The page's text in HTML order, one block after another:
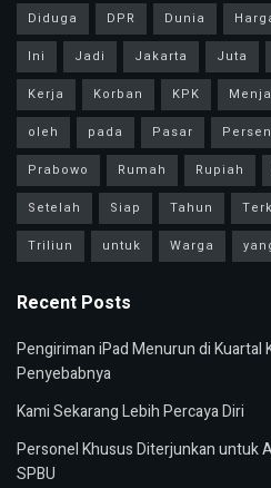
Diduga
DPR Dunia
Ini
Jadi Jakarta Juta
Kerja
Korban KPK
oleh
pada Pasar Persen
Prabowo
Rumah Rupiah
Setelah
Siap Tahun
Triliun
untuk Warga
Recent Posts
Pengiriman iPad Menurun di Kuartal
Penyebabnya
Kami Sekarang Lebih Percaya Diri
Personel Khusus Diterjunkan untuk
SPBU